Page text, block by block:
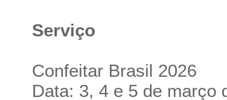
Serviço
Confeitar Brasil 2026
Data: 3, 4 e 5 de março